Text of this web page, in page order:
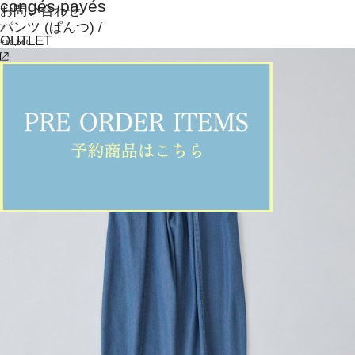
お問い合わせ
OUTLET
congés payés
パンツ (ぱんつ) /
¥10,560